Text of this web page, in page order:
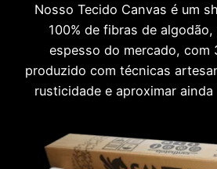
Nosso Tecido Canvas é um
100% de fibras de
espesso do mercado, com
produzido com técnicas
rusticidade e aproximar